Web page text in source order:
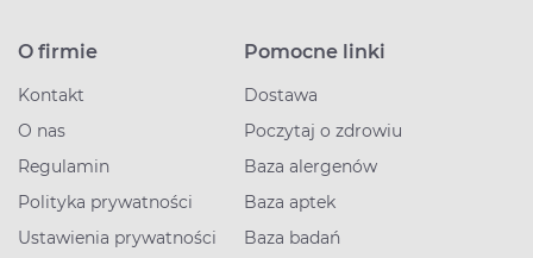
O firmie
Kontakt
O nas
Regulamin
Polityka prywatności
Ustawienia prywatności
Pomocne linki
Dostawa
Poczytaj o zdrowiu
Baza alergenów
Baza aptek
Baza badań